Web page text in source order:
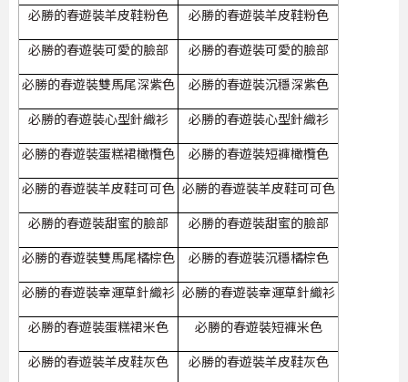
必勝的春遊裝羊皮鞋粉色
必勝的春遊裝羊皮鞋粉色
必勝的春遊裝可愛的臉部
必勝的春遊裝可愛的臉部
必勝的春遊裝雙馬尾深紫色
必勝的春遊裝沉穩深紫色
必勝的春遊裝心型針織衫
必勝的春遊裝心型針織衫
必勝的春遊裝蛋糕裙橄欖色
必勝的春遊裝短褲橄欖色
必勝的春遊裝羊皮鞋可可色 必勝的春遊裝羊皮鞋可可色
必勝的春遊裝甜蜜的臉部
必勝的春遊裝甜蜜的臉部
必勝的春遊裝雙馬尾橘棕色
必勝的春遊裝沉穩橘棕色
必勝的春遊裝幸運草針織衫 必勝的春遊裝幸運草針織衫
必勝的春遊裝蛋糕裙米色
必勝的春遊裝短褲米色
必勝的春遊裝羊皮鞋灰色
必勝的春遊裝羊皮鞋灰色